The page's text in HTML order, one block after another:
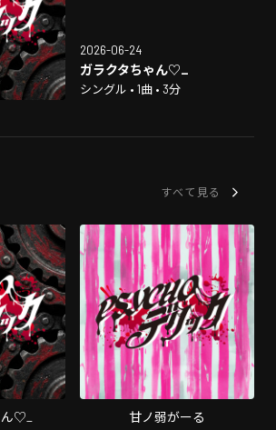
2026-06-24
ガラクタちゃん♡_
シングル • 1曲 • 3分
すべて見る
♡_ 甘ノ弱がーる